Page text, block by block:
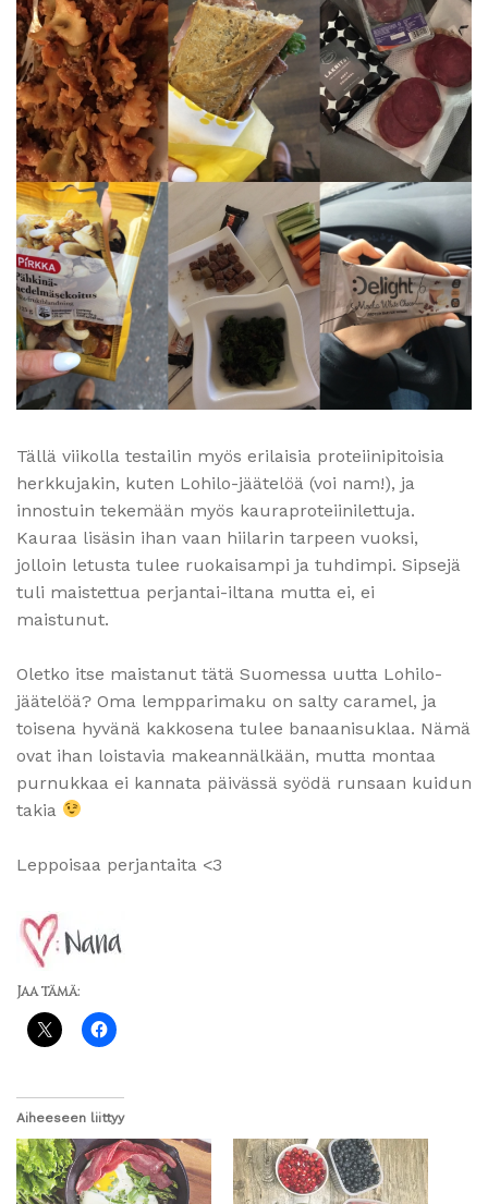
Tällä viikolla testailin myös erilaisia proteiinipitoisia
herkkujakin, kuten Lohilo-jäätelöä (voi nam!), ja
innostuin tekemään myös kauraproteiinilettuja.
Kauraa lisäsin ihan vaan hiilarin tarpeen vuoksi,
jolloin letusta tulee ruokaisampi ja tuhdimpi. Sipsejä
tuli maistettua perjantai-iltana mutta ei, ei
maistunut.
Oletko itse maistanut tätä Suomessa uutta Lohilo-
jäätelöä? Oma lempparimaku on salty caramel, ja
toisena hyvänä kakkosena tulee banaanisuklaa. Nämä
ovat ihan loistavia makeannälkään, mutta montaa
purnukkaa ei kannata päivässä syödä runsaan kuidun
takia
Leppoisaa perjantaita <3
Jaa tämä:
Aiheeseen liittyy